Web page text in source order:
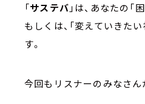
「サステバ 」は、あなたの「
もしくは、「変えていきた
す。
今回もリスナーのみなさ